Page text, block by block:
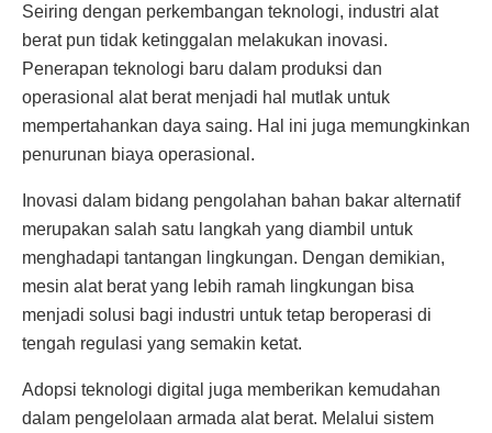
Seiring dengan perkembangan teknologi, industri alat
berat pun tidak ketinggalan melakukan inovasi.
Penerapan teknologi baru dalam produksi dan
operasional alat berat menjadi hal mutlak untuk
mempertahankan daya saing. Hal ini juga memungkinkan
penurunan biaya operasional.
Inovasi dalam bidang pengolahan bahan bakar alternatif
merupakan salah satu langkah yang diambil untuk
menghadapi tantangan lingkungan. Dengan demikian,
mesin alat berat yang lebih ramah lingkungan bisa
menjadi solusi bagi industri untuk tetap beroperasi di
tengah regulasi yang semakin ketat.
Adopsi teknologi digital juga memberikan kemudahan
dalam pengelolaan armada alat berat. Melalui sistem